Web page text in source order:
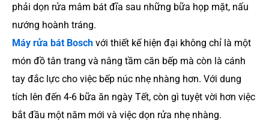
phải dọn rửa mâm bát đĩa sau những bữa họp mặt, nấu
nướng hoành tráng.
Máy rửa bát Bosch với thiết kế hiện đại không chỉ là một
món đồ tân trang và nâng tầm căn bếp mà còn là cánh
tay đắc lực cho việc bếp núc nhẹ nhàng hơn. Với dung
tích lên đến 4-6 bữa ăn ngày Tết, còn gì tuyệt vời hơn việc
bắt đầu một năm mới và việc dọn rửa nhẹ nhàng.